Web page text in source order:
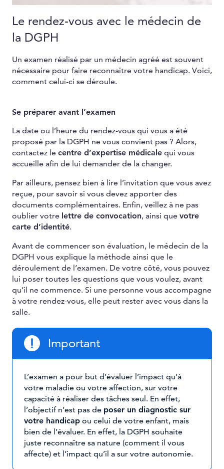
Le rendez-vous avec le médecin de
la DGPH
Un examen réalisé par un médecin agréé est souvent
nécessaire pour faire reconnaitre votre handicap. Voici,
comment celui-ci se déroule.
Se préparer avant l’examen
La date ou l’heure du rendez-vous qui vous a été
proposé par la DGPH ne vous convient pas ? Alors,
contactez le centre d’expertise médicale qui vous
accueille afin de lui demander de la changer.
Par ailleurs, pensez bien à lire l’invitation que vous avez
reçue, pour savoir si vous devez apporter des
documents complémentaires. Enfin, veillez à ne pas
oublier votre lettre de convocation, ainsi que votre
carte d’identité.
Avant de commencer son évaluation, le médecin de la
DGPH vous explique la méthode ainsi que le
déroulement de l’examen. De votre côté, vous pouvez
lui poser toutes les questions que vous voulez, avant
qu’il ne commence. Si une personne vous accompagne
à votre rendez-vous, elle peut rester avec vous dans la
salle.
Important
L’examen a pour but d’évaluer l’impact qu’à
votre maladie ou votre affection, sur votre
capacité à réaliser des tâches seul. En effet,
l’objectif n’est pas de poser un diagnostic sur
votre handicap ou celui de votre enfant, mais
bien de l’évaluer. En effet, la DGPH souhaite
juste reconnaître sa nature (comment il vous
affecte) et l’impact qu’il a sur votre autonomie.